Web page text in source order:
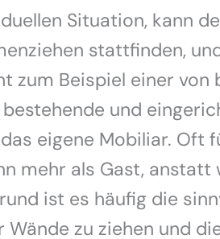
Situation, kann
stattfinden,
zum Beispiel einer von
und
eigene Mobiliar. Oft
mehr als Gast, anstatt
ist es häufig die
zu ziehen und